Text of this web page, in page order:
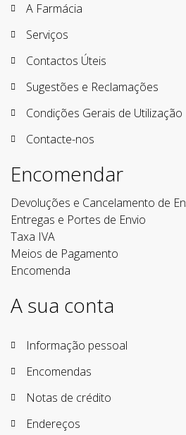
A Farmácia
Serviços
Contactos Úteis
Sugestões e Reclamações
Condições Gerais de Utilização
Contacte-nos
Encomendar
Devoluções e Cancelamento de
Entregas e Portes de Envio
Taxa IVA
Meios de Pagamento
Encomenda
A sua conta
Informação pessoal
Encomendas
Notas de crédito
Endereços